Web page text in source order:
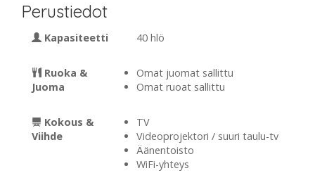
Perustiedot
Kapasiteetti 40 hlö
Ruoka &
Juoma
Omat juomat sallittu
Omat ruoat sallittu
Kokous &
Viihde
TV
Videoprojektori / suuri taulu-tv
Äänentoisto
WiFi-yhteys